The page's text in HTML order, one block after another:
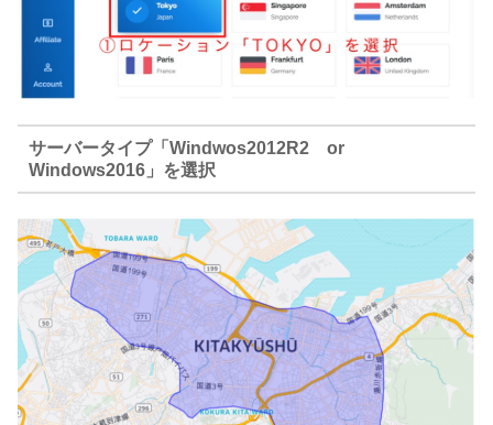
サーバータイプ「Windwos2012R2 or
Windows2016」を選択